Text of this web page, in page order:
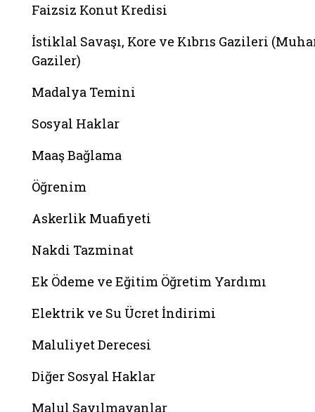
Faizsiz Konut Kredisi
İstiklal Savaşı, Kore ve Kıbrıs Gazileri
Gaziler)
Madalya Temini
Sosyal Haklar
Maaş Bağlama
Öğrenim
Askerlik Muafiyeti
Nakdi Tazminat
Ek Ödeme ve Eğitim Öğretim Yardımı
Elektrik ve Su Ücret İndirimi
Maluliyet Derecesi
Diğer Sosyal Haklar
Malul Sayılmayanlar